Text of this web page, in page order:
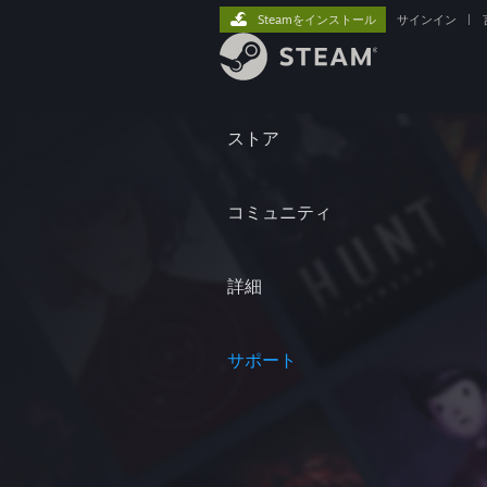
ストア
コミュニティ
詳細
サポート
Steamをインストール サインイン